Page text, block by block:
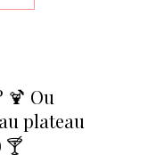
🍹 Ou
plateau
🍸